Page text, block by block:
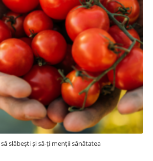
slăbești și să-ți menții sănătatea